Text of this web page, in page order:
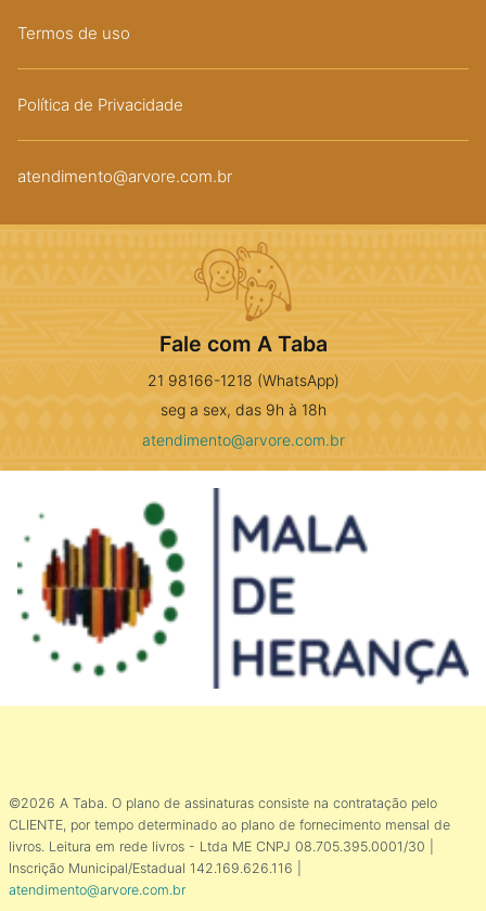
Termos de uso
Política de Privacidade
atendimento@arvore.com.br
Fale com A Taba
21 98166-1218 (WhatsApp)
seg a sex, das 9h à 18h
atendimento@arvore.com.br
©2026 A Taba. O plano de assinaturas consiste na contratação pelo
CLIENTE, por tempo determinado ao plano de fornecimento mensal de
livros. Leitura em rede livros - Ltda ME CNPJ 08.705.395.0001/30 |
Inscrição Municipal/Estadual 142.169.626.116 |
atendimento@arvore.com.br